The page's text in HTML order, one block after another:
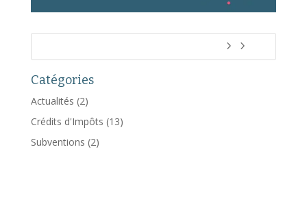
Catégories
Actualités (2)
Crédits d'Impôts (13)
Subventions (2)